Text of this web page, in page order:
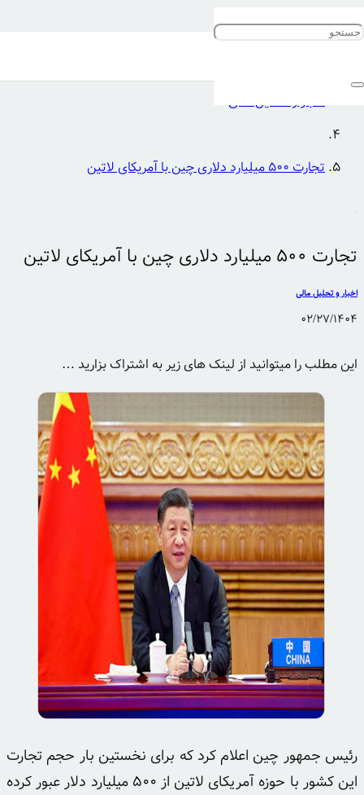
اخبار و تحلیل مالی
تجارت ۵۰۰ میلیارد دلاری چین با آمریکای لاتین
تجارت ۵۰۰ میلیارد دلاری چین با آمریکای لاتین
اخبار و تحلیل مالی
02/27/1404
این مطلب را میتوانید از لینک های زیر به اشتراک بزارید …
رئیس جمهور چین اعلام کرد که برای نخستین بار حجم تجارت
این کشور با حوزه آمریکای لاتین از ۵۰۰ میلیارد دلار عبور کرده